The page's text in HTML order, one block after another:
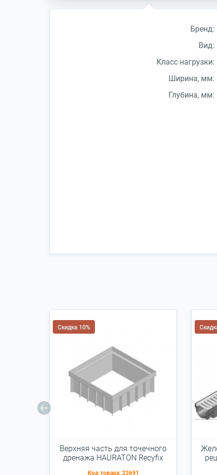
Бренд:
Вид:
Класс нагрузки:
Ширина, мм:
Глубина, мм:
Скидка 10%
Верхняя часть для точечного
дренажа HAURATON Recyfix
Код товара: 22691